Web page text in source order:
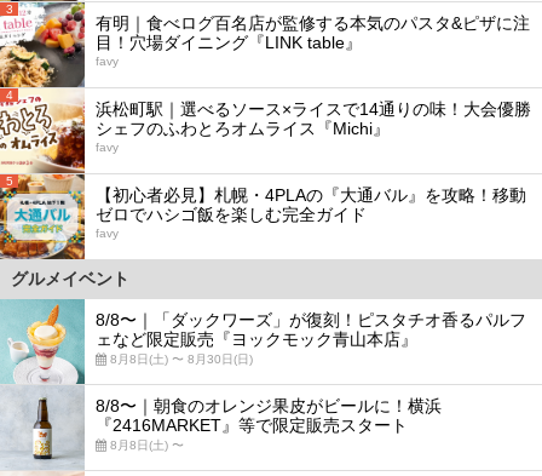
3
有明｜食べログ百名店が監修する本気のパスタ&ピザに注
目！穴場ダイニング『LINK table』
favy
4
浜松町駅｜選べるソース×ライスで14通りの味！大会優勝
シェフのふわとろオムライス『Michi』
favy
5
【初心者必見】札幌・4PLAの『大通バル』を攻略！移動
ゼロでハシゴ飯を楽しむ完全ガイド
favy
グルメイベント
8/8〜｜「ダックワーズ」が復刻！ピスタチオ香るパルフ
ェなど限定販売『ヨックモック青山本店』
8月8日(土) 〜 8月30日(日)
8/8〜｜朝食のオレンジ果皮がビールに！横浜
『2416MARKET』等で限定販売スタート
8月8日(土) 〜